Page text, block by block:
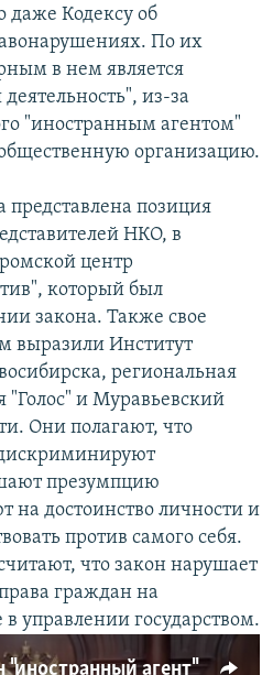
даже Кодексу об
По их
в нем является
из-за
"иностранным агентом"
организацию.
представлена позиция
НКО, в
центр
который был
закона. Также свое
выразили Институт
региональная
"Голос" и Муравьевский
Они полагают, что
презумпцию
на достоинство личности и
против самого себя.
что закон нарушает
граждан на
управлении государством.
агент"